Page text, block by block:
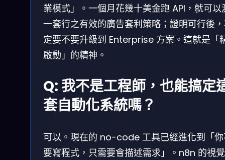
業模式」。一個月花幾十美金跑 API，就可以
一套行之有效的廣告套利策略；證明可行後
定要不要升級到 Enterprise 方案。這就是「
啟動」的精神。
Q: 我不是工程師，也能搞定
套自動化系統嗎？
可以。現在的 no-code 工具已經進化到「
要寫程式，只需要會描述需求」。n8n 的視